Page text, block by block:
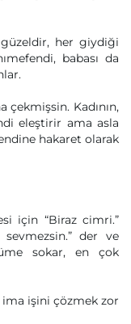
her giydiği
babası da
çekmişsin. Kadının,
eleştirir ama asla
hakaret olarak
için “Biraz cimri.”
der ve
sokar, en çok
işini çözmek zor